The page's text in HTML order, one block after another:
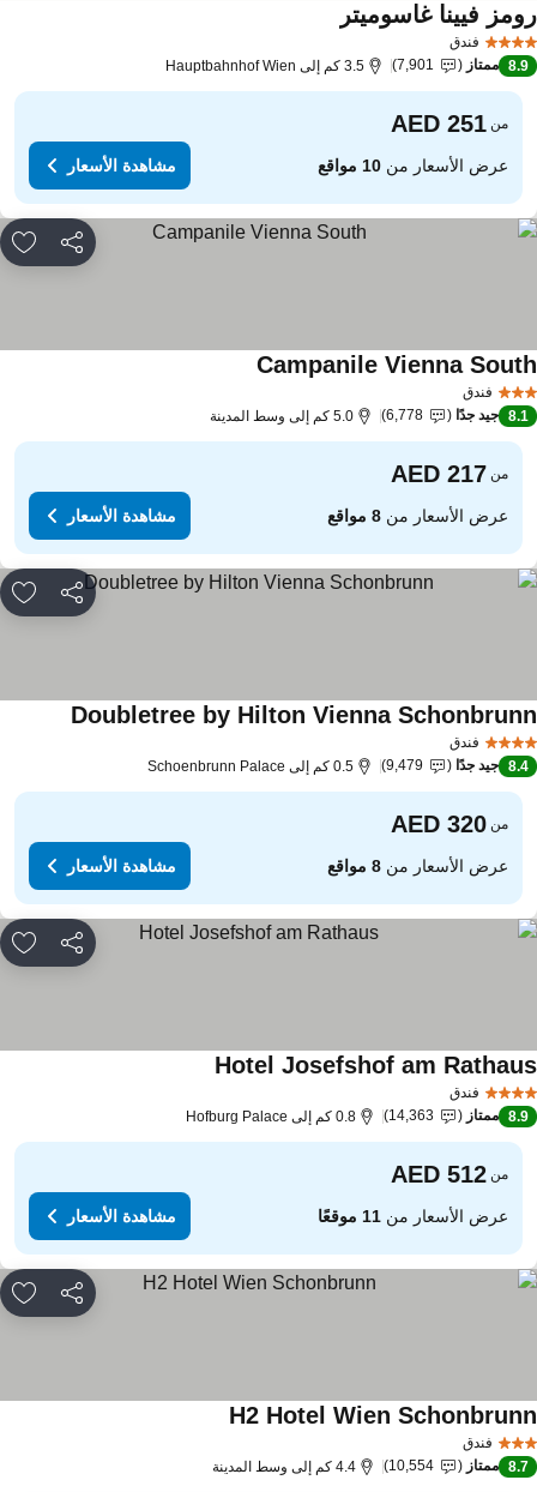
فندق
فيينا غاسوميترمشاهدة الأسعار
8.9 ممتاز 7,901 3.5 كم إلى Hauptbahnhof Wien
من
عرض الأسعار من10 مواقع مشاهدة الأسعار
مشاركة
فندق
Campanile Viennaمشاهدة الأسعار
8.1 جيد جدًا 6,778 5.0 كم إلى وسط المدينة
من
عرض الأسعار من8 مواقع مشاهدة الأسعار
مشاركة
فندق
Doubletree by Hilton Viennaمشاهدة
8.4 جيد جدًا 9,479 0.5 كم إلى Schoenbrunn Palace
من
عرض الأسعار من8 مواقع مشاهدة الأسعار
مشاركة
فندق
Hotel Josefshof amمشاهدة الأسعار
8.9 ممتاز 14,363 0.8 كم إلى Hofburg Palace
من
عرض الأسعار من11 موقعًا مشاهدة الأسعار
مشاركة
فندق
H2 Hotel Wienمشاهدة الأسعار
8.7 ممتاز 10,554 4.4 كم إلى وسط المدينة